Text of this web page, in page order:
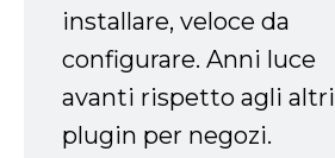
installare, veloce da
configurare. Anni luce
avanti rispetto agli altri
plugin per negozi.